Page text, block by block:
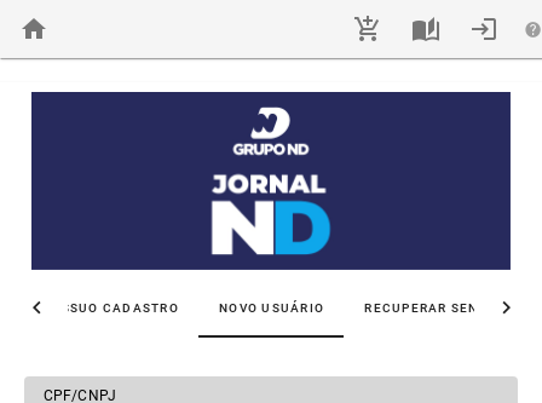
JÁ POSSUO CADASTRO NOVO USUÁRIO RECUPERAR SENHA
CPF/CNPJ